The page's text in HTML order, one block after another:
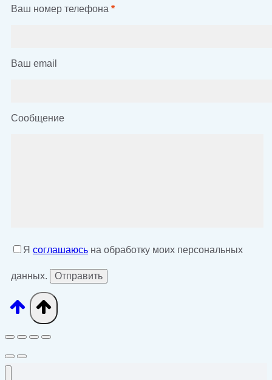
Ваш номер телефона *
Ваш email
Сообщение
Я соглашаюсь на обработку моих персональных
данных.